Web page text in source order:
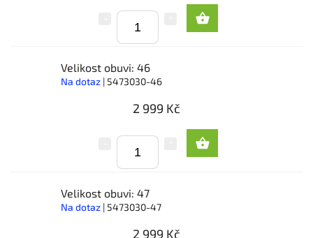
Velikost obuvi: 46
Na dotaz | 5473030-46
2 999 Kč
Velikost obuvi: 47
Na dotaz | 5473030-47
2 999 Kč